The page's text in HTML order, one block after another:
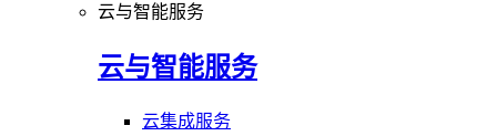
云与智能服务
云与智能服务
云集成服务